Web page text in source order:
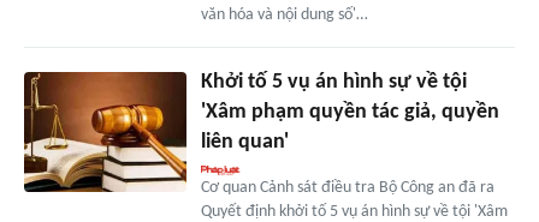
văn hóa và nội dung số'…
Khởi tố 5 vụ án hình sự về tội
'Xâm phạm quyền tác giả, quyền
liên quan'
Cơ quan Cảnh sát điều tra Bộ Công an đã ra
Quyết định khởi tố 5 vụ án hình sự về tội 'Xâm